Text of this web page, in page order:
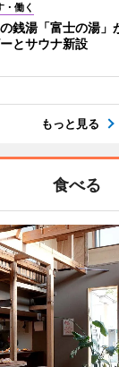
・働く
銭湯「富士の湯
とサウナ新設
もっと見る
食べる